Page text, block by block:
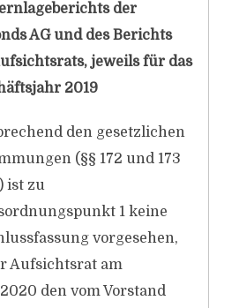
der
AG und des Berichts
jeweils für das
2019
den gesetzlichen
(§§ 172 und 173
ist zu
1 keine
vorgesehen,
Aufsichtsrat am
den vom Vorstand